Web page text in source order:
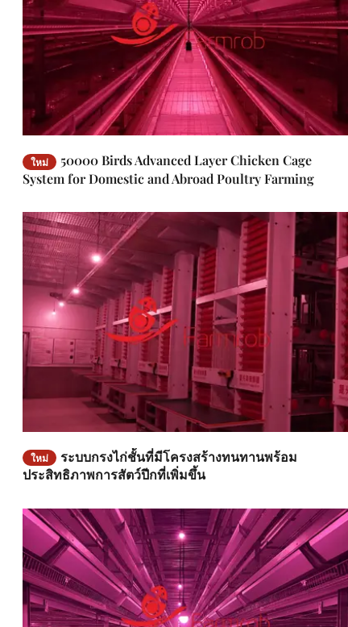
ใหม่
50000 Birds Advanced Layer Chicken Cage
System for Domestic and Abroad Poultry Farming
ใหม่
ระบบกรงไก่ชั้นที่มีโครงสร้างทนทานพร้อม
ประสิทธิภาพการสัตว์ปีกที่เพิ่มขึ้น